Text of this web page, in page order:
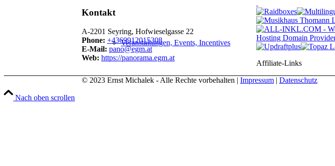
Veranstaltungen, Events, Incentives
Kontakt
A-2201 Seyring, Hofwieselgasse 22
Phone: +4369912015308
E-Mail: pano@egm.at
Web: https://panorama.egm.at
Affiliate-Links
© 2023 Ernst Michalek - Alle Rechte vorbehalten | Impressum | Datenschutz
Nach oben scrollen